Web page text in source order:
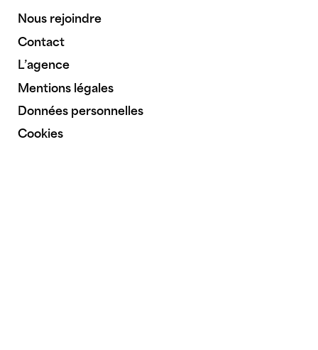
Nous rejoindre
Contact
L’agence
Mentions légales
Données personnelles
Cookies